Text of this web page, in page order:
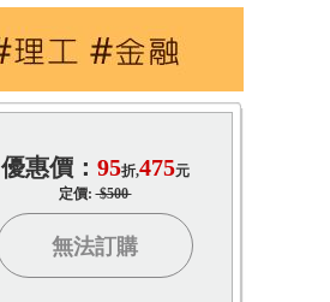
優惠價： 95折,475元
定價:$500
無法訂購